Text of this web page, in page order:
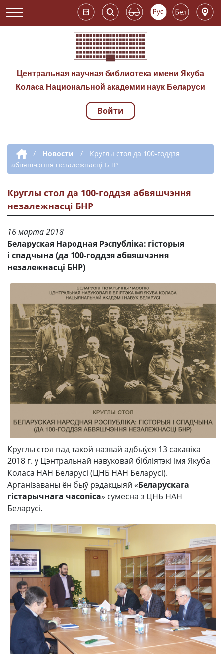
Центральная научная библиотека имени Якуба
Коласа Национальной академии наук Беларуси
Навигация по
Войти
Дополнительная навигация
/ Новости /
Круглы стол да 100-годдзя
абвяшчэння незалежнасці БНР
Круглы стол да 100-годдзя абвяшчэння
незалежнасці БНР
16 марта 2018
Беларуская Народная Рэспубліка: гісторыя
і спадчына (да 100-годдзя абвяшчэння
незалежнасці БНР)
Круглы стол пад такой назвай адбыўся 13 сакавіка
2018 г. у Цэнтральнай навуковай бібліятэкі імя Якуба
Коласа НАН Беларусі (ЦНБ НАН Беларусі).
Арганізаваны ён быў рэдакцыяй «Беларускага
гістарычнага часопіса» сумесна з ЦНБ НАН
Беларусі.